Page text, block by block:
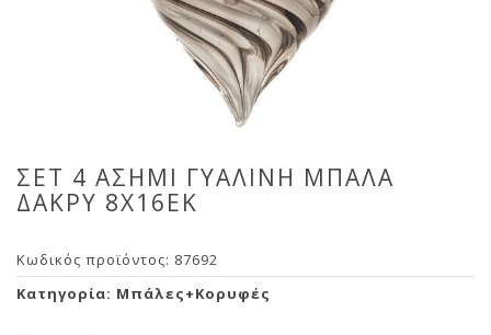
ΣΕΤ 4 ΑΣΗΜΙ ΓΥΑΛΙΝΗ ΜΠΑΛΑ
ΔΑΚΡΥ 8Χ16ΕΚ
Κωδικός προϊόντος: 87692
Κατηγορία: Μπάλες+Κορυφές